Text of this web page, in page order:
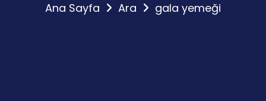
Ana Sayfa Ara gala yemeği